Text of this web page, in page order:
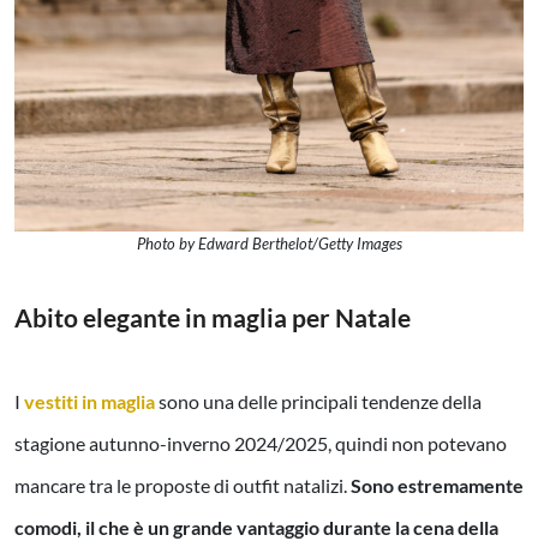
Photo by Edward Berthelot/Getty Images
Abito elegante in maglia per Natale
I vestiti in magliasono una delle principali tendenze della
stagione autunno-inverno 2024/2025, quindi non potevano
mancare tra le proposte di outfit natalizi.Sono estremamente
comodi, il che è un grande vantaggio durante la cena della